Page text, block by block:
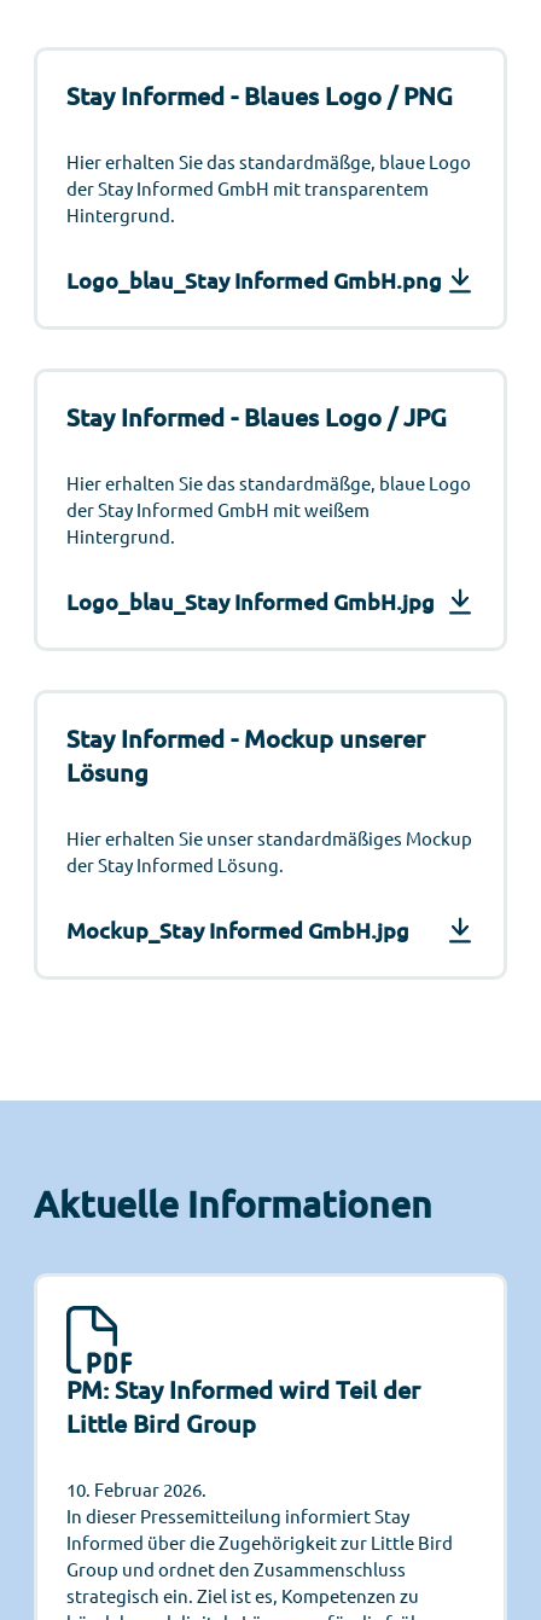
Stay Informed - Blaues Logo / PNG
Hier erhalten Sie das standardmäßge, blaue Logo
der Stay Informed GmbH mit transparentem
Hintergrund.
Logo_blau_Stay Informed GmbH.png
Stay Informed - Blaues Logo / JPG
Hier erhalten Sie das standardmäßge, blaue Logo
der Stay Informed GmbH mit weißem
Hintergrund.
Logo_blau_Stay Informed GmbH.jpg
Stay Informed - Mockup unserer
Lösung
Hier erhalten Sie unser standardmäßiges Mockup
der Stay Informed Lösung.
Mockup_Stay Informed GmbH.jpg
Aktuelle Informationen
PM: Stay Informed wird Teil der
Little Bird Group
10. Februar 2026.
In dieser Pressemitteilung informiert Stay
Informed über die Zugehörigkeit zur Little Bird
Group und ordnet den Zusammenschluss
strategisch ein. Ziel ist es, Kompetenzen zu